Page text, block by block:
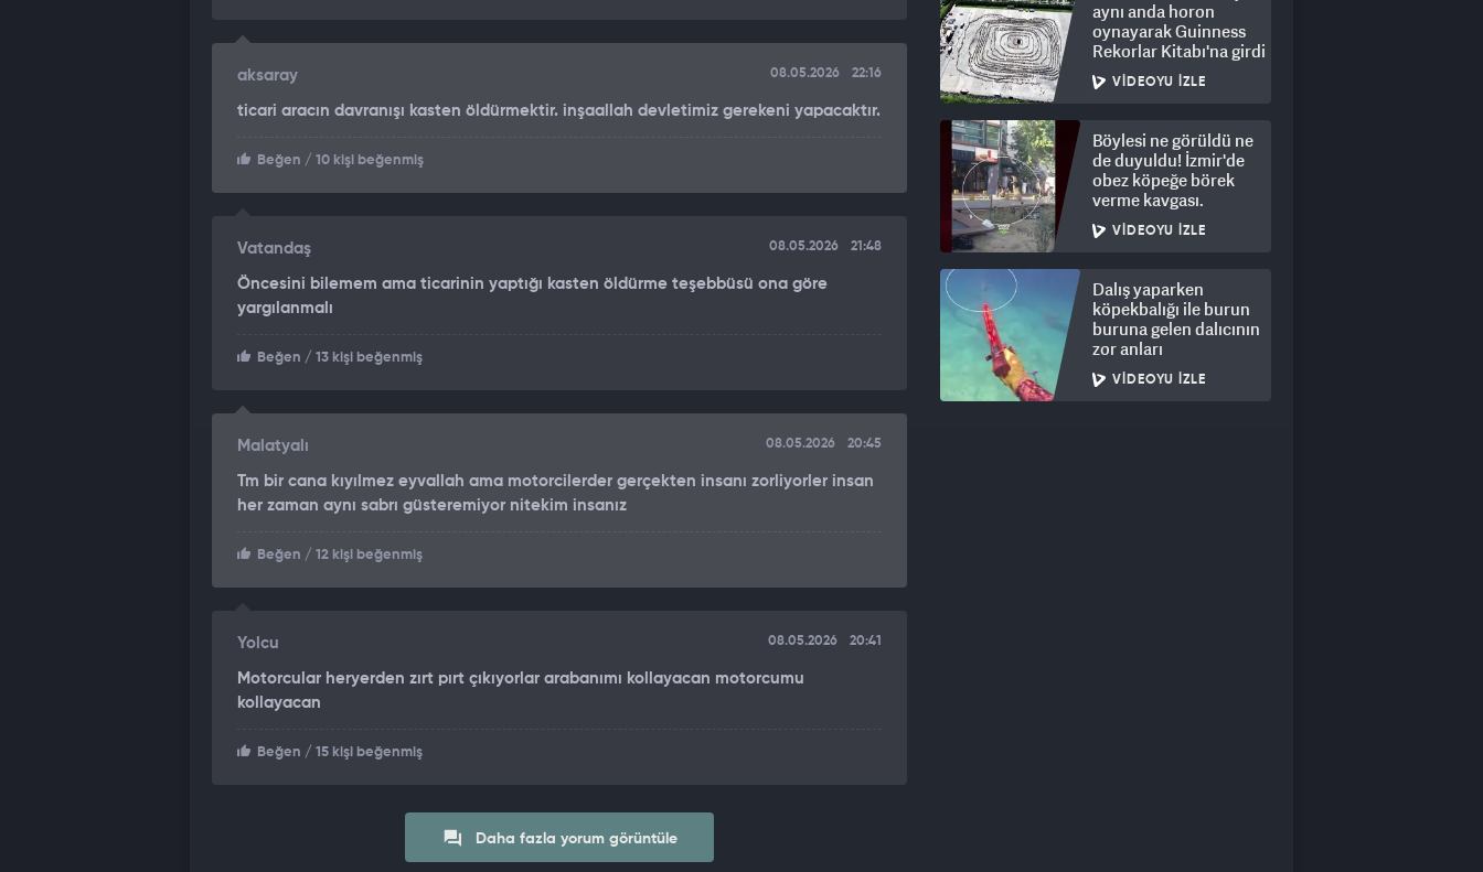
aksaray 08.05.2026 22:16
ticari aracın davranışı kasten öldürmektir. inşaallah devletimiz gerekeni yapacaktır.
Beğen / 10 kişi beğenmiş
Vatandaş 08.05.2026 21:48
Öncesini bilemem ama ticarinin yaptığı kasten öldürme teşebbüsü ona göre
yargılanmalı
Beğen / 13 kişi beğenmiş
Malatyalı 08.05.2026 20:45
Tm bir cana kıyılmez eyvallah ama motorcilerder gerçekten insanı zorliyorler insan
her zaman aynı sabrı güsteremiyor nitekim insanız
Beğen / 12 kişi beğenmiş
Yolcu 08.05.2026 20:41
Motorcular heryerden zırt pırt çıkıyorlar arabanımı kollayacan motorcumu
kollayacan
Beğen / 15 kişi beğenmiş
Daha fazla yorum görüntüle
aynı anda horon
oynayarak Guinness
Rekorlar Kitabı'na girdi
VIDEOYU İZLE
Böylesi ne görüldü ne
de duyuldu! İzmir'de
obez köpeğe börek
verme kavgası.
VIDEOYU İZLE
Dalış yaparken
köpekbalığı ile burun
buruna gelen dalıcının
zor anları
VIDEOYU İZLE